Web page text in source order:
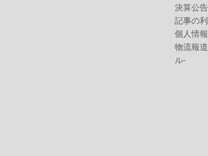
決算公告
記事の
個人情
物流報
ル-